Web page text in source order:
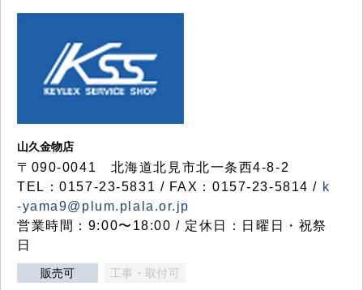
山久金物店
〒090-0041 北海道北見市北一条西4-8-2
TEL：0157-23-5831 / FAX：0157-23-5814 / k
-yama9@plum.plala.or.jp
営業時間：9:00〜18:00 / 定休日：日曜日・祝祭
日
販売可 工事・取付可